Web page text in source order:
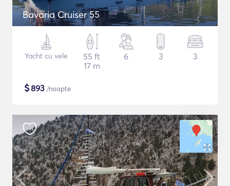
Bavaria Cruiser 55
Yacht cu vele
55 ft
17 m
6 3 3
$893 /noapte